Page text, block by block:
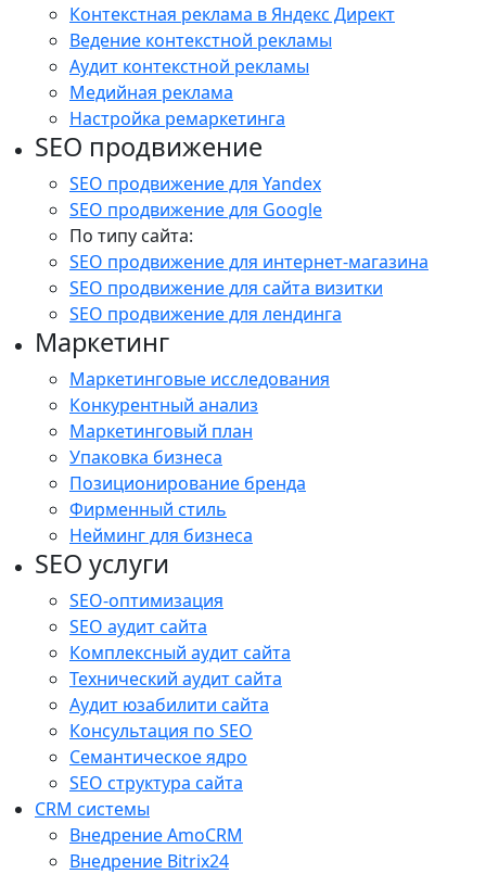
Контекстная реклама в Яндекс Директ
Ведение контекстной рекламы
Аудит контекстной рекламы
Медийная реклама
Настройка ремаркетинга
SEO продвижение
SEO продвижение для Yandex
SEO продвижение для Google
По типу сайта:
SEO продвижение для интернет-магазина
SEO продвижение для сайта визитки
SEO продвижение для лендинга
Маркетинг
Маркетинговые исследования
Конкурентный анализ
Маркетинговый план
Упаковка бизнеса
Позиционирование бренда
Фирменный стиль
Нейминг для бизнеса
SEO услуги
SEO-оптимизация
SEO аудит сайта
Комплексный аудит сайта
Технический аудит сайта
Аудит юзабилити сайта
Консультация по SEO
Семантическое ядро
SEO структура сайта
CRM системы
Внедрение AmoCRM
Внедрение Bitrix24